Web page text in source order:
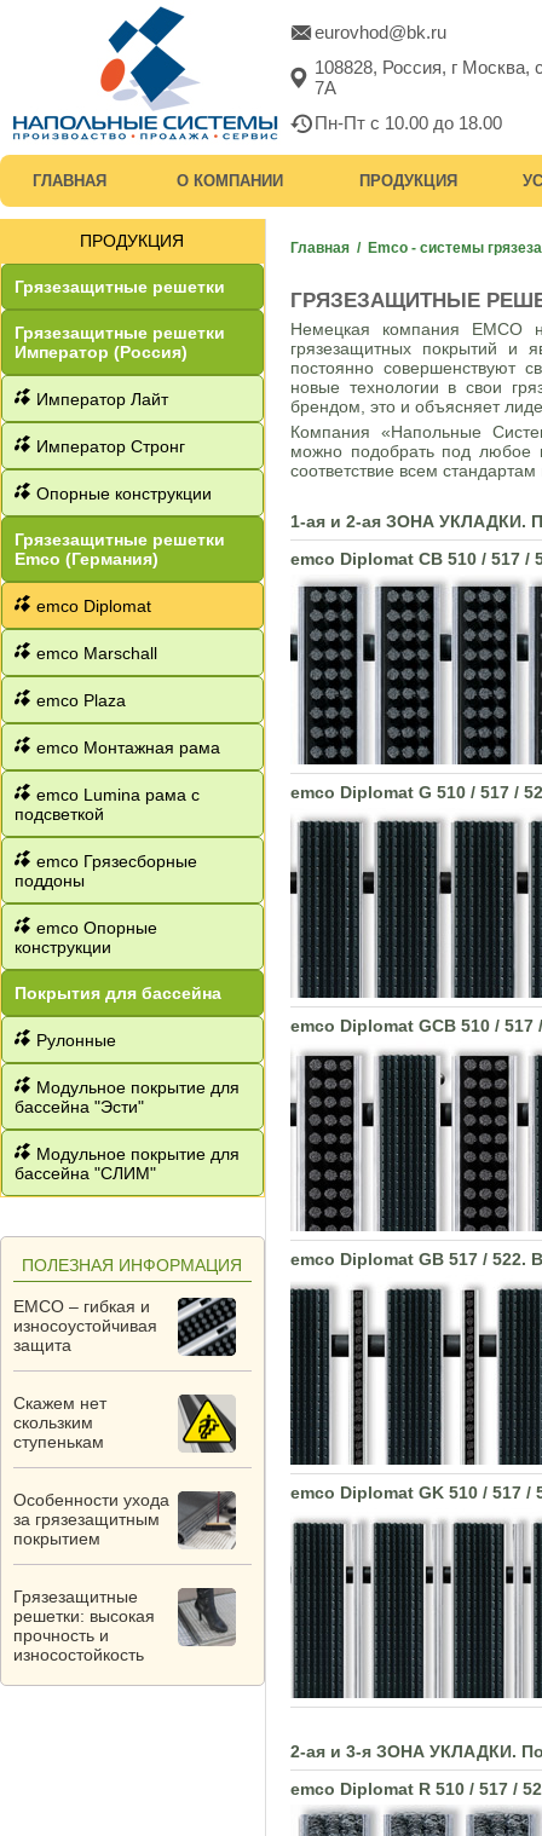
eurovhod@bk.ru
108828, Россия, г Москва,
7А
Пн-Пт с 10.00 до 18.00
ГЛАВНАЯ О КОМПАНИИ ПРОДУКЦИЯ
ПРОДУКЦИЯ
Грязезащитные решетки
Грязезащитные решетки
Император (Россия)
Император Лайт
Император Стронг
Опорные конструкции
Грязезащитные решетки
Emco (Германия)
emco Diplomat
emco Marschall
emco Plaza
emco Монтажная рама
emco Lumina рама с
подсветкой
emco Грязесборные
поддоны
emco Опорные
конструкции
Покрытия для бассейна
Рулонные
Модульное покрытие для
бассейна "Эсти"
Модульное покрытие для
бассейна "СЛИМ"
ПОЛЕЗНАЯ ИНФОРМАЦИЯ
EMCO – гибкая и
износоустойчивая
защита
Скажем нет
скользким
ступенькам
Особенности ухода
за грязезащитным
покрытием
Грязезащитные
решетки: высокая
прочность и
износостойкость
Главная / Emco - системы
ГРЯЗЕЗАЩИТНЫЕ
Немецкая компания EMCO
грязезащитных покрытий и
постоянно совершенствуют
новые технологии в свои
брендом, это и объясняет
Компания «Напольные
можно подобрать под любое
соответствие всем
1-ая и 2-ая ЗОНА УКЛАДКИ.
emco Diplomat CB 510 / 517 /
emco Diplomat G 510 / 517 /
emco Diplomat GCB 510 / 517
emco Diplomat GB 517 / 522.
emco Diplomat GK 510 / 517 /
2-ая и 3-я ЗОНА УКЛАДКИ.
emco Diplomat R 510 / 517 /